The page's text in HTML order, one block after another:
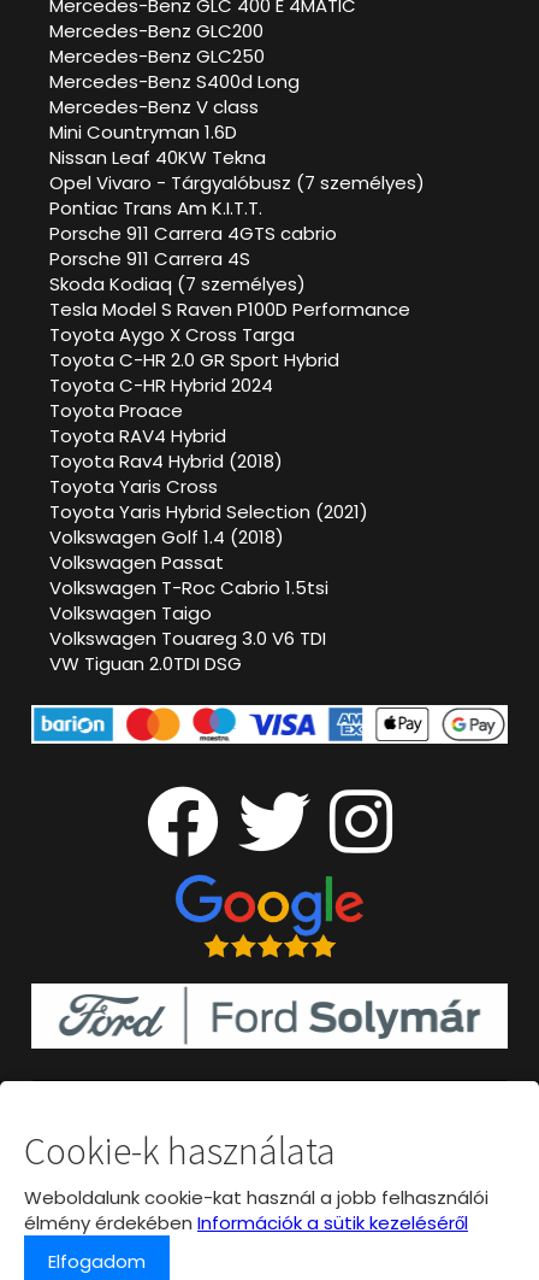
Cookie-k használata
Weboldalunk cookie-kat használ a jobb felhasználói
élmény érdekében Információk a sütik kezeléséről
Elfogadom
Mercedes-Benz GLC 400 E 4MATIC
Mercedes-Benz GLC200
Mercedes-Benz GLC250
Mercedes-Benz S400d Long
Mercedes-Benz V class
Mini Countryman 1.6D
Nissan Leaf 40KW Tekna
Opel Vivaro - Tárgyalóbusz (7 személyes)
Pontiac Trans Am K.I.T.T.
Porsche 911 Carrera 4GTS cabrio
Porsche 911 Carrera 4S
Skoda Kodiaq (7 személyes)
Tesla Model S Raven P100D Performance
Toyota Aygo X Cross Targa
Toyota C-HR 2.0 GR Sport Hybrid
Toyota C-HR Hybrid 2024
Toyota Proace
Toyota RAV4 Hybrid
Toyota Rav4 Hybrid (2018)
Toyota Yaris Cross
Toyota Yaris Hybrid Selection (2021)
Volkswagen Golf 1.4 (2018)
Volkswagen Passat
Volkswagen T-Roc Cabrio 1.5tsi
Volkswagen Taigo
Volkswagen Touareg 3.0 V6 TDI
VW Tiguan 2.0TDI DSG